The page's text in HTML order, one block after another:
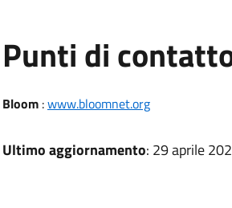
Punti di
Bloom:www.bloomnet.org
Ultimo aggiornamento: 29 aprile